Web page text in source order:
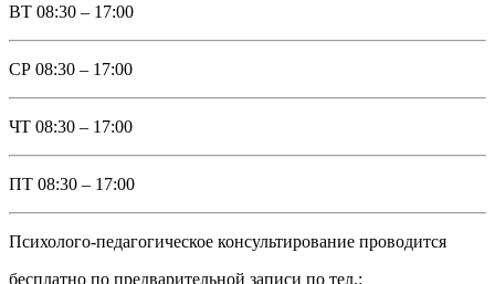
ВТ 08:30 – 17:00
СР 08:30 – 17:00
ЧТ 08:30 – 17:00
ПТ 08:30 – 17:00
Психолого-педагогическое консультирование проводится
бесплатно по предварительной записи по тел.: